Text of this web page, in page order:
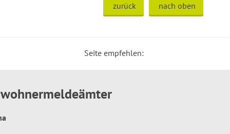
zurück nach oben
Seite empfehlen: